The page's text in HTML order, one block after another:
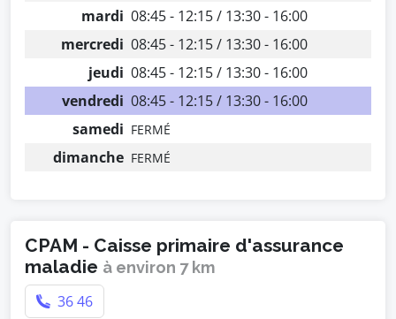
mardi 08:45 - 12:15 / 13:30 - 16:00
mercredi 08:45 - 12:15 / 13:30 - 16:00
jeudi 08:45 - 12:15 / 13:30 - 16:00
vendredi 08:45 - 12:15 / 13:30 - 16:00
samedi FERMÉ
dimanche FERMÉ
CPAM - Caisse primaire d'assurance
maladie à environ 7 km
36 46